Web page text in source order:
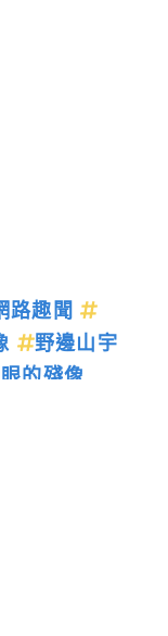
路趣聞
野邊山宇
的殘像